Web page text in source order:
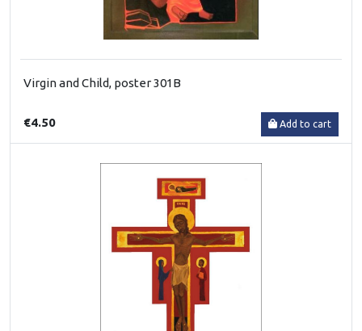
Virgin and Child, poster 301B
€4.50 Add to cart